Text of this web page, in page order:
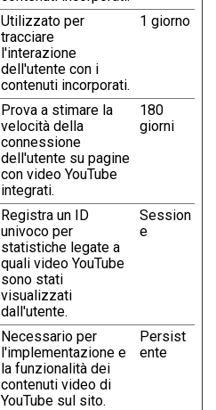
Utilizzato per
tracciare
l'interazione
dell'utente con i
contenuti incorporati.
1 giorno
Prova a stimare la
velocità della
connessione
dell'utente su pagine
con video YouTube
integrati.
180
giorni
Registra un ID
univoco per
statistiche legate a
quali video YouTube
sono stati
visualizzati
dall'utente.
Session
e
Necessario per
l'implementazione e
la funzionalità dei
contenuti video di
YouTube sul sito.
Persist
ente